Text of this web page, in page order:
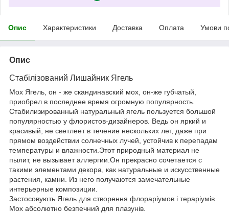
Опис Характеристики Доставка Оплата Умови
Опис
Стабілізований Лишайник Ягель
Мох Ягель, он - же скандинавский мох, он-же губчатый,
приобрел в последнее время огромную популярность.
Стабилизированный натуральный ягель пользуется большой
популярностью у флористов-дизайнеров. Ведь он яркий и
красивый, не светлеет в течение нескольких лет, даже при
прямом воздействии солнечных лучей, устойчив к перепадам
температуры и влажности.Этот природный материал не
пылит, не вызывает аллергии.Он прекрасно сочетается с
такими элементами декора, как натуральные и искусственные
растения, камни. Из него получаются замечательные
интерьерные композиции.
Застосовують Ягель для створення флораріумов і тераріумів.
Мох абсолютно безпечний для плазунів.